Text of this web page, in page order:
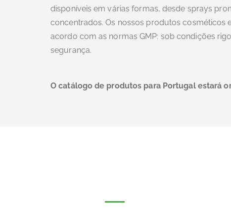
disponíveis em várias formas, desde sprays
concentrados. Os nossos produtos cosméticos
acordo com as normas GMP: sob condições
segurança.
O catálogo de produtos para Portugal estará